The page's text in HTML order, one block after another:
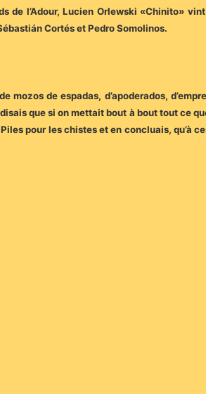
de l’Adour, Lucien Orlewski «Chinito»
Cortés et Pedro Somolinos.
de espadas, d’apoderados,
que si on mettait bout à bout tout ce
pour les chistes et en concluais, qu’à